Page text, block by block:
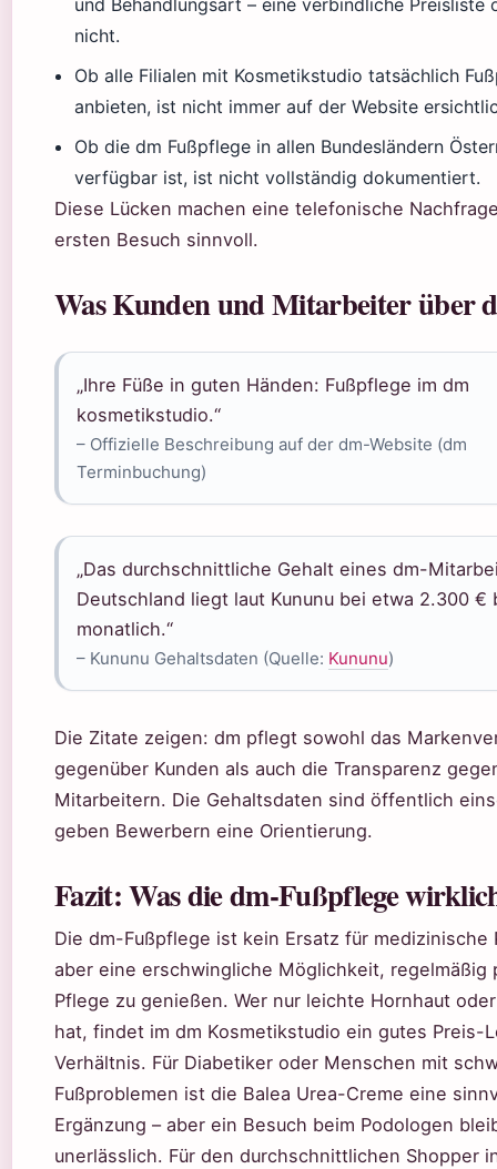
und Behandlungsart – eine verbindliche Preisliste
nicht.
Ob alle Filialen mit Kosmetikstudio tatsächlich
anbieten, ist nicht immer auf der Website
Ob die dm Fußpflege in allen Bundesländern
verfügbar ist, ist nicht vollständig dokumentiert.
Diese Lücken machen eine telefonische
ersten Besuch sinnvoll.
Was Kunden und Mitarbeiter über
„Ihre Füße in guten Händen: Fußpflege im dm
kosmetikstudio.“
– Offizielle Beschreibung auf der dm-Website (dm
Terminbuchung)
„Das durchschnittliche Gehalt eines dm-
Deutschland liegt laut Kununu bei etwa 2.300 €
monatlich.“
– Kununu Gehaltsdaten (Quelle: Kununu)
Die Zitate zeigen: dm pflegt sowohl das
gegenüber Kunden als auch die Transparenz
Mitarbeitern. Die Gehaltsdaten sind öffentlich
geben Bewerbern eine Orientierung.
Fazit: Was die dm-Fußpflege
Die dm-Fußpflege ist kein Ersatz für medizinische
aber eine erschwingliche Möglichkeit, regelmäßig
Pflege zu genießen. Wer nur leichte Hornhaut
hat, findet im dm Kosmetikstudio ein gutes Preis-
Verhältnis. Für Diabetiker oder Menschen mit
Fußproblemen ist die Balea Urea-Creme eine
Ergänzung – aber ein Besuch beim Podologen
unerlässlich. Für den durchschnittlichen Shopper